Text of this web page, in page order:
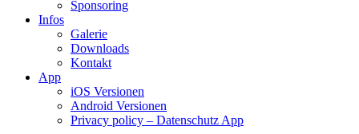
Sponsoring
Infos
Galerie
Downloads
Kontakt
App
iOS Versionen
Android Versionen
Privacy policy – Datenschutz App